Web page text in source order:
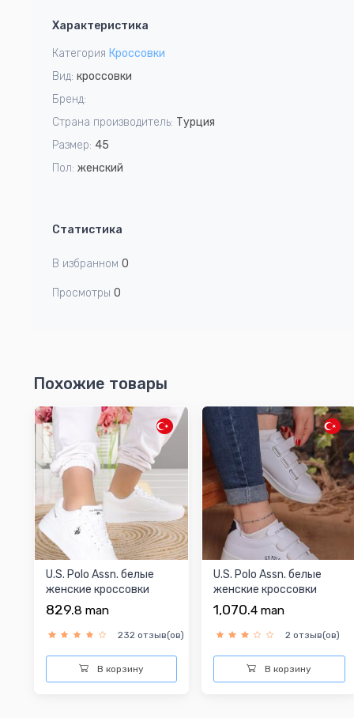
2
Характеристика
Категория Кроссовки
Вид: кроссовки
Бренд:
Страна производитель: Турция
Размер: 45
Пол: женский
Статистика
В избранном 0
Просмотры 0
Похожие товары
U.S. Polo Assn. белые
женские кроссовки
829.8 man
232 отзыв(ов)
В корзину
U.S. Polo Assn. белые
женские кроссовки
1,070.4 man
2 отзыв(ов)
В корзину